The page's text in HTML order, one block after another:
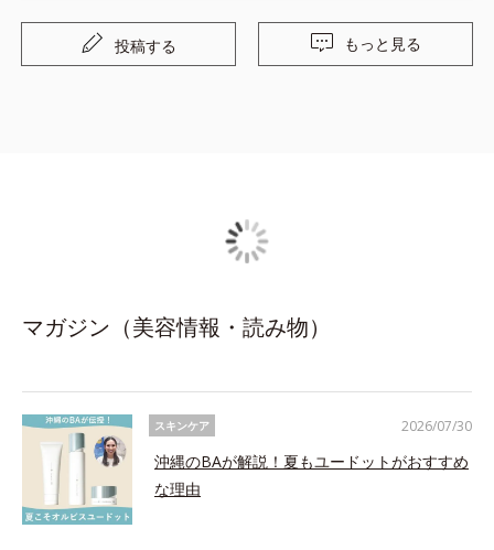
投稿する もっと見る
マガジン（美容情報・読み物）
スキンケア
沖縄のBAが解説！夏もユードットがおすすめ
な理由
2026/07/30